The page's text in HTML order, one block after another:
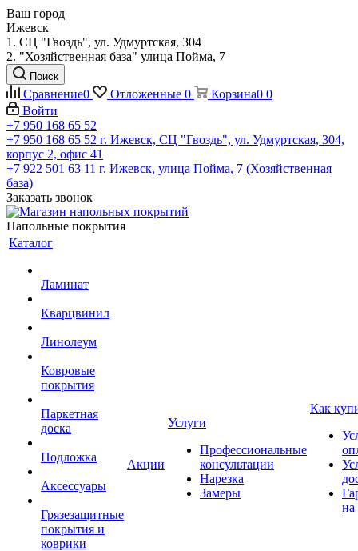
Ваш город
Ижевск
1. СЦ "Гвоздь", ул. Удмуртская, 304
2. "Хозяйственная база" улица Пойма, 7
Поиск
Сравнение0 Отложенные 0 Корзина0 0
Войти
+7 950 168 65 52
+7 950 168 65 52 г. Ижевск, СЦ "Гвоздь", ул. Удмуртская, 304,
корпус 2, офис 41
+7 922 501 63 11 г. Ижевск, улица Пойма, 7 (Хозяйственная
база)
Заказать звонок
Напольные покрытия
Каталог
Ламинат
Кварцвинил
Линолеум
Ковровые
покрытия
Паркетная
доска
Подложка
Аксессуары
Грязезащитные
покрытия и
коврики
Акции
Услуги
Профессиональные
консультации
Нарезка
Замеры
Как
на